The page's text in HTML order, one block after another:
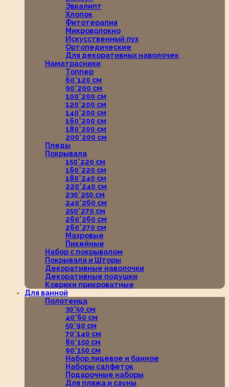
Эвкалипт
Хлопок
Фитотерапия
Микроволокно
Искусственный пух
Ортопедические
Для декоративных наволочек
Наматрасники
Топпер
60*120 см
90*200 см
100*200 см
120*200 см
140*200 см
160*200 см
180*200 см
200*200 см
Пледы
Покрывала
150*220 см
160*220 см
180*240 см
220*240 см
230*250 см
240*260 см
250*270 см
260*260 см
260*270 см
Махровые
Пикейные
Набор с покрывалом
Покрывала и Шторы
Декоративные наволочки
Декоративные подушки
Коврики прикроватные
Для ванной
Полотенца
30*50 см
40*60 см
50*90 см
70*140 см
80*150 см
90*150 см
Набор лицевое и банное
Наборы салфеток
Подарочные наборы
Для пляжа и сауны